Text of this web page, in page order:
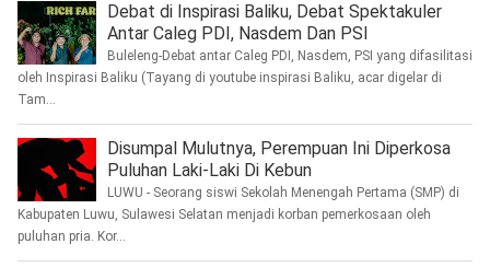
Debat di Inspirasi Baliku, Debat Spektakuler
Antar Caleg PDI, Nasdem Dan PSI
Buleleng-Debat antar Caleg PDI, Nasdem, PSI yang difasilitasi
oleh Inspirasi Baliku (Tayang di youtube inspirasi Baliku, acar digelar di
Tam...
Disumpal Mulutnya, Perempuan Ini Diperkosa
Puluhan Laki-Laki Di Kebun
LUWU - Seorang siswi Sekolah Menengah Pertama (SMP) di
Kabupaten Luwu, Sulawesi Selatan menjadi korban pemerkosaan oleh
puluhan pria. Kor...